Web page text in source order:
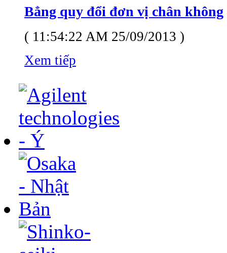
Bẳng quy đổi đơn vị chân không
( 11:54:22 AM 25/09/2013 )
Xem tiếp